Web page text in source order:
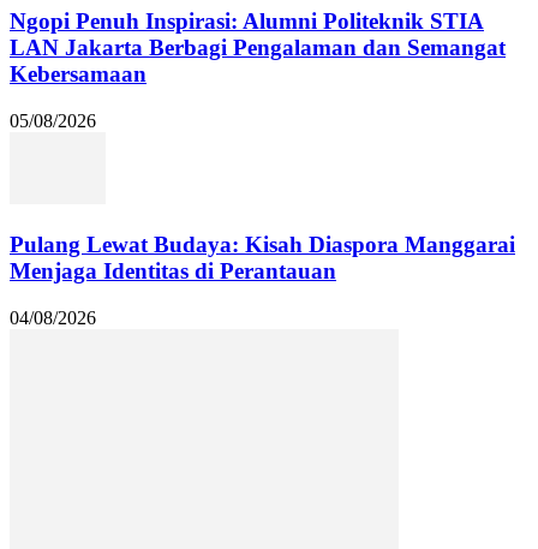
Ngopi Penuh Inspirasi: Alumni Politeknik STIA
LAN Jakarta Berbagi Pengalaman dan Semangat
Kebersamaan
05/08/2026
Pulang Lewat Budaya: Kisah Diaspora Manggarai
Menjaga Identitas di Perantauan
04/08/2026